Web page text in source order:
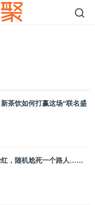
茶饮如何打赢这场“联名盛
红，随机尬死一个路人……